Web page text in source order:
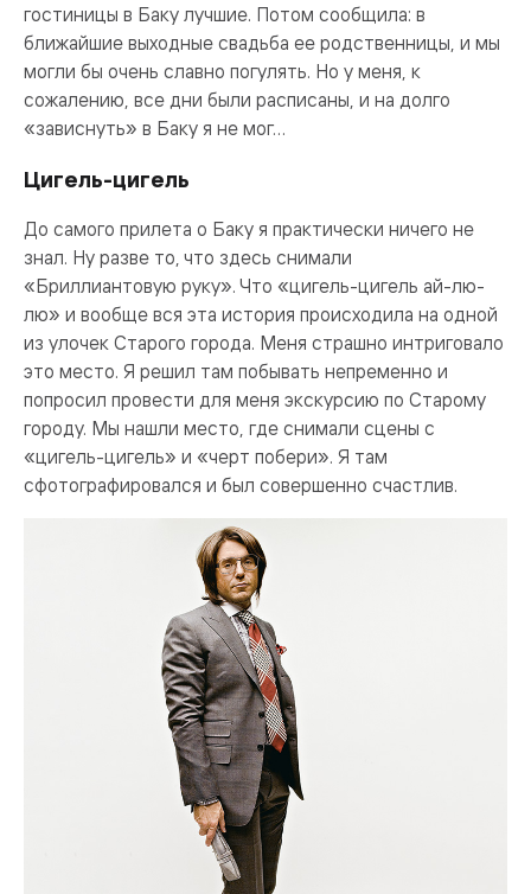
гостиницы в Баку лучшие. Потом сообщила: в
ближайшие выходные свадьба ее родственницы, и мы
могли бы очень славно погулять. Но у меня, к
сожалению, все дни были расписаны, и на долго
«зависнуть» в Баку я не мог…
Цигель-цигель
До самого прилета о Баку я практически ничего не
знал. Ну разве то, что здесь снимали
«Бриллиантовую руку». Что «цигель-цигель ай-лю-
лю» и вообще вся эта история происходила на одной
из улочек Старого города. Меня страшно интриговало
это место. Я решил там побывать непременно и
попросил провести для меня экскурсию по Старому
городу. Мы нашли место, где снимали сцены с
«цигель-цигель» и «черт побери». Я там
сфотографировался и был совершенно счастлив.